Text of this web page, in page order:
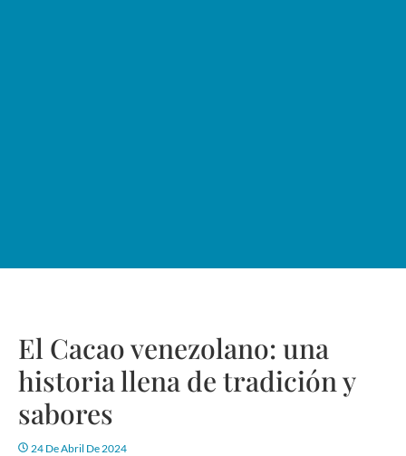
El Cacao venezolano: una
historia llena de tradición y
sabores
24 De Abril De 2024